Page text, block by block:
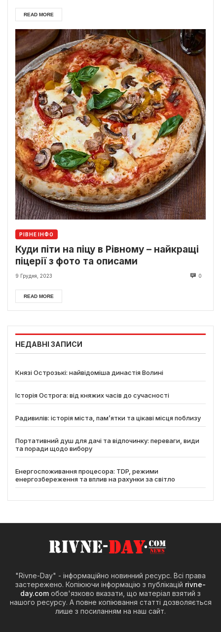
READ MORE
РІВНЕ ІНФО
Куди піти на піцу в Рівному – найкращі
піцерії з фото та описами
9 Грудня, 2023 0
READ MORE
НЕДАВНІ ЗАПИСИ
Князі Острозькі: найвідоміша династія Волині
Історія Острога: від княжих часів до сучасності
Радивилів: історія міста, пам’ятки та цікаві місця поблизу
Портативний душ для дачі та відпочинку: переваги, види
та поради щодо вибору
Енергоспоживання процесора: TDP, режими
енергозбереження та вплив на рахунки за світло
"Rivne-Day" - інформаційно новинний ресурс. Всі права
застережено. Копіюючи інформацію з публікацій rivne-
day.com обов'язково вказати, що матеріал взятий з
нашого ресурсу. А повне копіювання статті дозволяється
лише з посиланням на наш сайт.